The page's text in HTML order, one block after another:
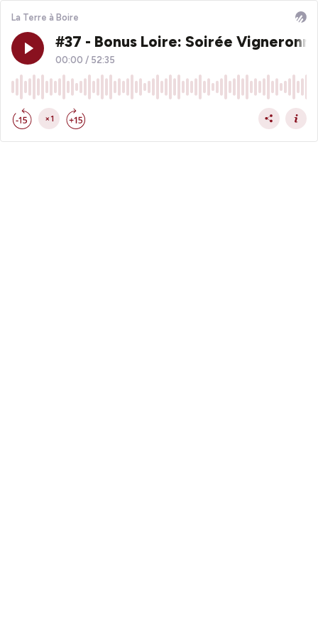
La Terre à Boire
#37 - Bonus Loire: Soirée
00:00 / 52:35
×1